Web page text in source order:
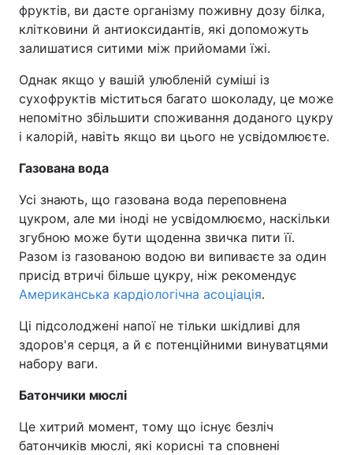
фруктів, ви дасте організму поживну дозу білка,
клітковини й антиоксидантів, які допоможуть
залишатися ситими між прийомами їжі.
Однак якщо у вашій улюбленій суміші із
сухофруктів міститься багато шоколаду, це може
непомітно збільшити споживання доданого цукру
і калорій, навіть якщо ви цього не усвідомлюєте.
Газована вода
Усі знають, що газована вода переповнена
цукром, але ми іноді не усвідомлюємо, наскільки
згубною може бути щоденна звичка пити її.
Разом із газованою водою ви випиваєте за один
присід втричі більше цукру, ніж рекомендує
Американська кардіологічна асоціація.
Ці підсолоджені напої не тільки шкідливі для
здоров'я серця, а й є потенційними винуватцями
набору ваги.
Батончики мюслі
Це хитрий момент, тому що існує безліч
батончиків мюслі, які корисні та сповнені